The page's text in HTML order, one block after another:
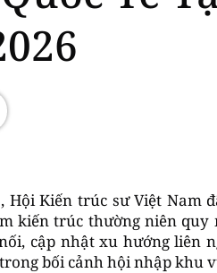
Hội Kiến trúc sư Việt Nam
kiến trúc thường niên
cập nhật xu hướng liên
bối cảnh hội nhập khu